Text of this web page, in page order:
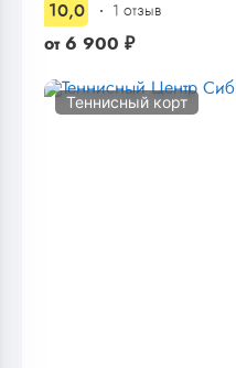
10,0 1 отзыв
от 6 900 ₽
Теннисный корт